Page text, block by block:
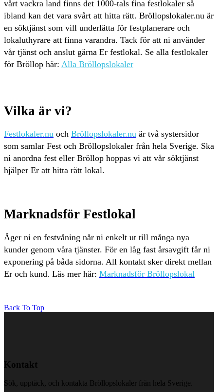
vårt vackra land finns det 1000-tals fina festlokaler så
ibland kan det vara svårt att hitta rätt. Bröllopslokaler.nu är
en söktjänst som vill underlätta för festplanerare och
lokaluthyrare att finna varandra. Tack för att ni använder
vår tjänst och anslut gärna Er festlokal. Se alla festlokaler
för Bröllop här: Alla Bröllopslokaler
Vilka är vi?
Festlokaler.nu och Bröllopslokaler.nu är två systersidor
som samlar Fest och Bröllopslokaler från hela Sverige. Ska
ni anordna fest eller Bröllop hoppas vi att vår söktjänst
hjälper Er att hitta rätt lokal.
Marknadsför Festlokal
Äger ni en festvåning når ni enkelt ut till många nya
kunder genom våra tjänster. För en låg fast årsavgift får ni
exponering på båda sidorna. All kontakt sker direkt mellan
Er och kund. Läs mer här: Marknadsför Bröllopslokal
Back To Top
Kontakt
Sök, upptäck, och kontakta Bröllopslokaler från hela Sverige.